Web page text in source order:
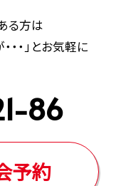
る方は
・」とお気軽に
86
予約